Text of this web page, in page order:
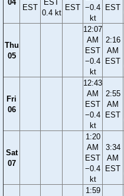
04
EST
EST
0.4 kt
EST −0.4
kt
EST
Thu
05
12:07
AM
EST
−0.4
kt
2:16
AM
EST
Fri
06
12:43
AM
EST
−0.4
kt
2:55
AM
EST
Sat
07
1:20
AM
EST
−0.4
kt
3:34
AM
EST
1:59